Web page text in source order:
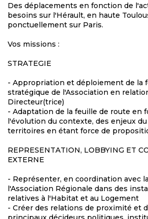
Des déplacements en fonction de
besoins sur l'Hérault, en haute
ponctuellement sur Paris.
Vos missions :
STRATEGIE
- Appropriation et déploiement de la
stratégique de l'Association en
Directeur(trice)
- Adaptation de la feuille de route en
l'évolution du contexte, des enjeux
territoires en étant force de
REPRESENTATION, LOBBYING ET
EXTERNE
- Représenter, en coordination avec
l'Association Régionale dans des
relatives à l'Habitat et au Logement
- Créer des relations de proximité et